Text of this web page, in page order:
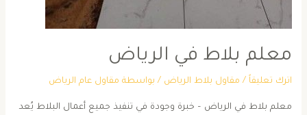
معلم بلاط في الرياض
اترك تعليقاً / مقاول بلاط الرياض / بواسطة مقاول عام الرياض
معلم بلاط في الرياض – خبرة وجودة في تنفيذ جميع أعمال البلاط يُعد